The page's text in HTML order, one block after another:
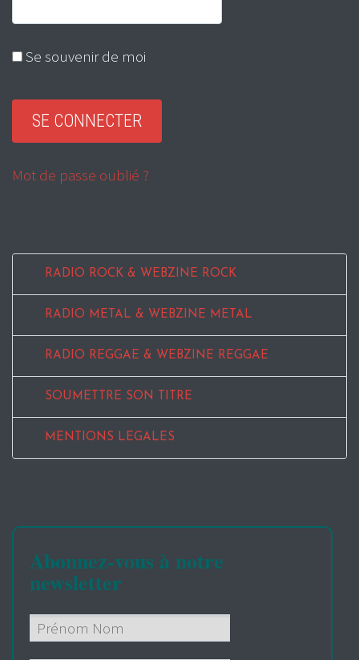
Se souvenir de moi
Mot de passe oublié ?
RADIO ROCK & WEBZINE ROCK
RADIO METAL & WEBZINE METAL
RADIO REGGAE & WEBZINE REGGAE
SOUMETTRE SON TITRE
MENTIONS LEGALES
Abonnez-vous à notre
newsletter